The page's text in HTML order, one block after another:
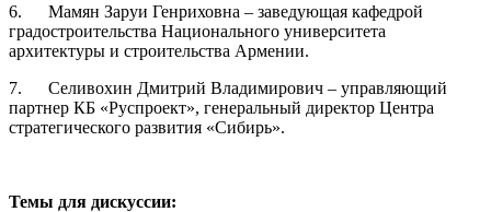
6. Мамян Заруи Генриховна – заведующая кафедрой
градостроительства Национального университета
архитектуры и строительства Армении.
7. Селивохин Дмитрий Владимирович – управляющий
партнер КБ «Руспроект», генеральный директор Центра
стратегического развития «Сибирь».
Темы для дискуссии: